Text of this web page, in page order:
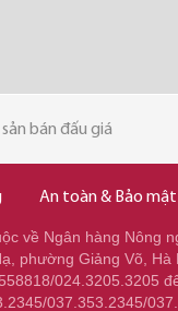
sản bán đấu giá
An toàn & Bảo mật
về Ngân hàng Nông
phường Giảng Võ, Hà
024.3205.3205
037.353.2345/